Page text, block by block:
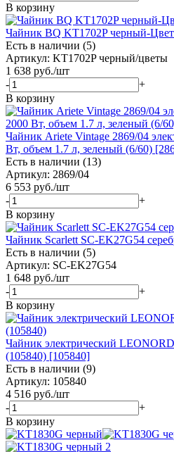
В корзину
Чайник BQ KT1702P черный-
Есть в наличии (5)
Артикул: KT1702P черный/цветы
1 638 руб./шт
-
+
В корзину
Чайник Ariete Vintage 2869/04
Вт, объем 1.7 л, зеленый (6/60)
Есть в наличии (13)
Артикул: 2869/04
6 553 руб./шт
-
+
В корзину
Чайник Scarlett SC-EK27G54
Есть в наличии (5)
Артикул: SC-EK27G54
1 648 руб./шт
-
+
В корзину
Чайник электрический
(105840) [105840]
Есть в наличии (9)
Артикул: 105840
4 516 руб./шт
-
+
В корзину